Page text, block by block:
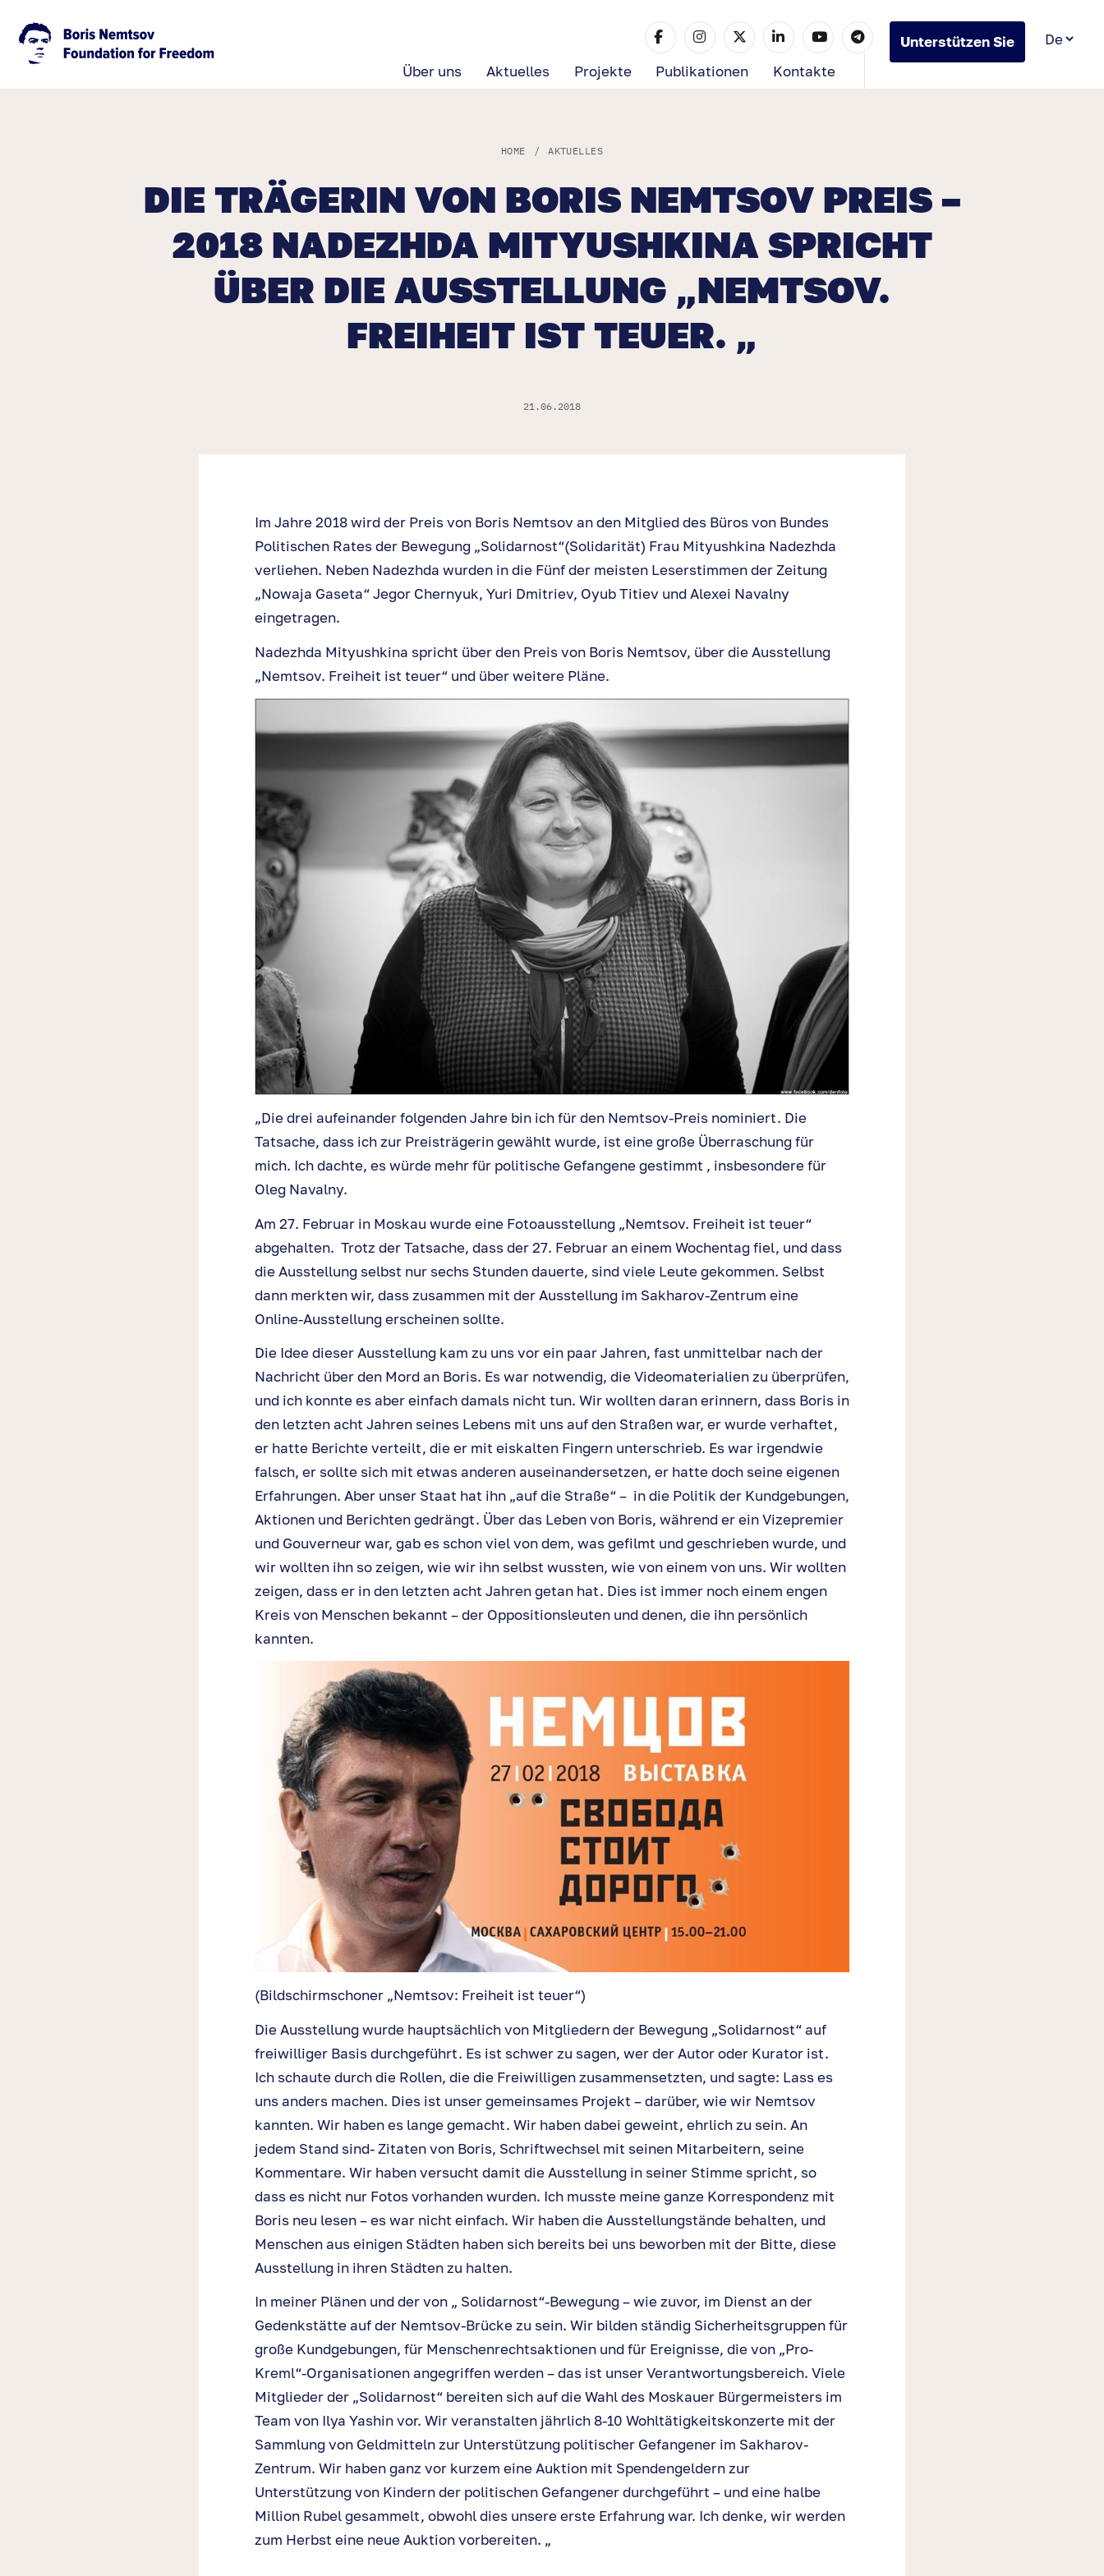
Unterstützen Sie
uns
Kontakte
Publikationen
Projekte
Aktuelles
Über uns
HOME / AKTUELLES
DIE TRÄGERIN VON BORIS NEMTSOV PREIS –
2018 NADEZHDA MITYUSHKINA SPRICHT
ÜBER DIE AUSSTELLUNG „NEMTSOV.
FREIHEIT IST TEUER. „
21.06.2018
Im Jahre 2018 wird der Preis von Boris Nemtsov an den Mitglied des Büros von Bundes
Politischen Rates der Bewegung „Solidarnost“(Solidarität) Frau Mityushkina Nadezhda
verliehen. Neben Nadezhda wurden in die Fünf der meisten Leserstimmen der Zeitung
„Nowaja Gaseta“ Jegor Chernyuk, Yuri Dmitriev, Oyub Titiev und Alexei Navalny
eingetragen.
Nadezhda Mityushkina spricht über den Preis von Boris Nemtsov, über die Ausstellung
„Nemtsov. Freiheit ist teuer“ und über weitere Pläne.
„Die drei aufeinander folgenden Jahre bin ich für den Nemtsov-Preis nominiert. Die
Tatsache, dass ich zur Preisträgerin gewählt wurde, ist eine große Überraschung für
mich. Ich dachte, es würde mehr für politische Gefangene gestimmt , insbesondere für
Oleg Navalny.
Am 27. Februar in Moskau wurde eine Fotoausstellung „Nemtsov. Freiheit ist teuer“
abgehalten. Trotz der Tatsache, dass der 27. Februar an einem Wochentag fiel, und dass
die Ausstellung selbst nur sechs Stunden dauerte, sind viele Leute gekommen. Selbst
dann merkten wir, dass zusammen mit der Ausstellung im Sakharov-Zentrum eine
Online-Ausstellung erscheinen sollte.
Die Idee dieser Ausstellung kam zu uns vor ein paar Jahren, fast unmittelbar nach der
Nachricht über den Mord an Boris. Es war notwendig, die Videomaterialien zu überprüfen,
und ich konnte es aber einfach damals nicht tun. Wir wollten daran erinnern, dass Boris in
den letzten acht Jahren seines Lebens mit uns auf den Straßen war, er wurde verhaftet,
er hatte Berichte verteilt, die er mit eiskalten Fingern unterschrieb. Es war irgendwie
falsch, er sollte sich mit etwas anderen auseinandersetzen, er hatte doch seine eigenen
Erfahrungen. Aber unser Staat hat ihn „auf die Straße“ – in die Politik der Kundgebungen,
Aktionen und Berichten gedrängt. Über das Leben von Boris, während er ein Vizepremier
und Gouverneur war, gab es schon viel von dem, was gefilmt und geschrieben wurde, und
wir wollten ihn so zeigen, wie wir ihn selbst wussten, wie von einem von uns. Wir wollten
zeigen, dass er in den letzten acht Jahren getan hat. Dies ist immer noch einem engen
Kreis von Menschen bekannt – der Oppositionsleuten und denen, die ihn persönlich
kannten.
(Bildschirmschoner „Nemtsov: Freiheit ist teuer“)
Die Ausstellung wurde hauptsächlich von Mitgliedern der Bewegung „Solidarnost“ auf
freiwilliger Basis durchgeführt. Es ist schwer zu sagen, wer der Autor oder Kurator ist.
Ich schaute durch die Rollen, die die Freiwilligen zusammensetzten, und sagte: Lass es
uns anders machen. Dies ist unser gemeinsames Projekt – darüber, wie wir Nemtsov
kannten. Wir haben es lange gemacht. Wir haben dabei geweint, ehrlich zu sein. An
jedem Stand sind- Zitaten von Boris, Schriftwechsel mit seinen Mitarbeitern, seine
Kommentare. Wir haben versucht damit die Ausstellung in seiner Stimme spricht, so
dass es nicht nur Fotos vorhanden wurden. Ich musste meine ganze Korrespondenz mit
Boris neu lesen – es war nicht einfach. Wir haben die Ausstellungstände behalten, und
Menschen aus einigen Städten haben sich bereits bei uns beworben mit der Bitte, diese
Ausstellung in ihren Städten zu halten.
In meiner Plänen und der von „ Solidarnost“-Bewegung – wie zuvor, im Dienst an der
Gedenkstätte auf der Nemtsov-Brücke zu sein. Wir bilden ständig Sicherheitsgruppen für
große Kundgebungen, für Menschenrechtsaktionen und für Ereignisse, die von „Pro-
Kreml“-Organisationen angegriffen werden – das ist unser Verantwortungsbereich. Viele
Mitglieder der „Solidarnost“ bereiten sich auf die Wahl des Moskauer Bürgermeisters im
Team von Ilya Yashin vor. Wir veranstalten jährlich 8-10 Wohltätigkeitskonzerte mit der
Sammlung von Geldmitteln zur Unterstützung politischer Gefangener im Sakharov-
Zentrum. Wir haben ganz vor kurzem eine Auktion mit Spendengeldern zur
Unterstützung von Kindern der politischen Gefangener durchgeführt – und eine halbe
Million Rubel gesammelt, obwohl dies unsere erste Erfahrung war. Ich denke, wir werden
zum Herbst eine neue Auktion vorbereiten. „